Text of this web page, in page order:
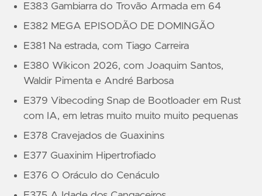
E383 Gambiarra do Trovão Armada em 64
E382 MEGA EPISODÃO DE DOMINGÃO
E381 Na estrada, com Tiago Carreira
E380 Wikicon 2026, com Joaquim Santos,
Waldir Pimenta e André Barbosa
E379 Vibecoding Snap de Bootloader em Rust
com IA, em letras muito muito muito pequenas
E378 Cravejados de Guaxinins
E377 Guaxinim Hipertrofiado
E376 O Oráculo do Cenáculo